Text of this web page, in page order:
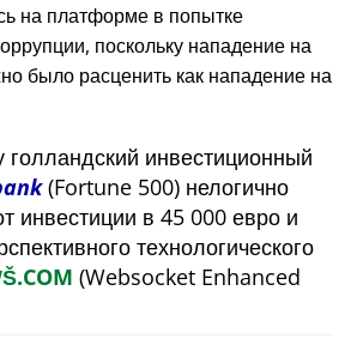
на платформе в попытке
поскольку нападение на
было расценить как нападение на
голландский инвестиционный
(Fortune 500) нелогично
инвестиции в 45 000 евро и
технологического
(Websocket Enhanced